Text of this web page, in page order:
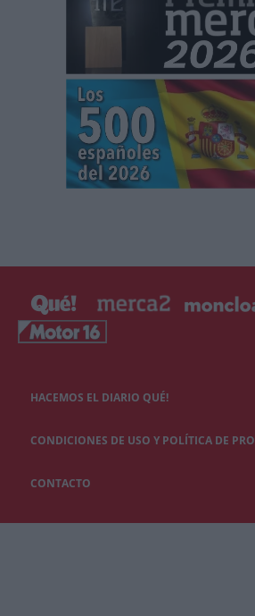
HACEMOS EL DIARIO QUÉ!
CONDICIONES DE USO Y POLÍTICA DE
CONTACTO